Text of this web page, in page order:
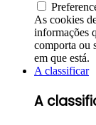
As cookies
informações
comporta ou
em que está.
A classificar
A